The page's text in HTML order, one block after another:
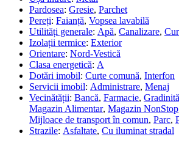
Pardosea: Gresie, Parchet
Pereți: Faianță, Vopsea lavabilă
Utilități generale: Apă, Canalizare,
Izolații termice: Exterior
Orientare: Nord-Vestică
Clasa energetică: A
Dotări imobil: Curte comună, Interfon
Servicii imobil: Administrare, Menaj
Vecinătății: Bancă, Farmacie, Gradinită
Magazin Alimentar, Magazin NonStop
Mijloace de transport în comun, Parc,
Strazile: Asfaltate, Cu iluminat stradal